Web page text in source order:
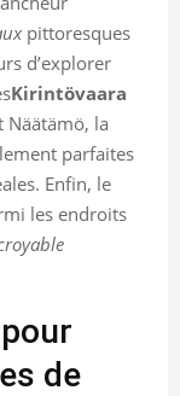
pittoresques
d’explorer
Kirintövaara
Näätämö, la
parfaites
Enfin, le
les endroits
de